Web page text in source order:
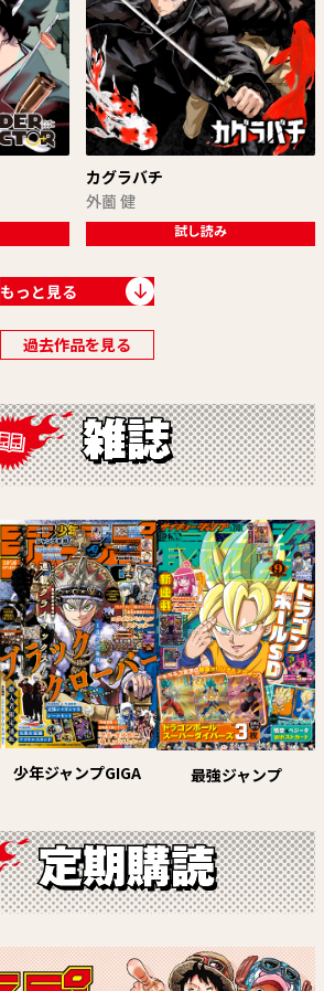
カグラバチ
外薗 健
試し読み
さむわんへるつ
ヤマノエイ
試し読み
ルリドラゴン【電子版連載】
眞藤雅興
もっと見る
過去作品を見る
少年ジャンプGIGA 最強ジャンプ